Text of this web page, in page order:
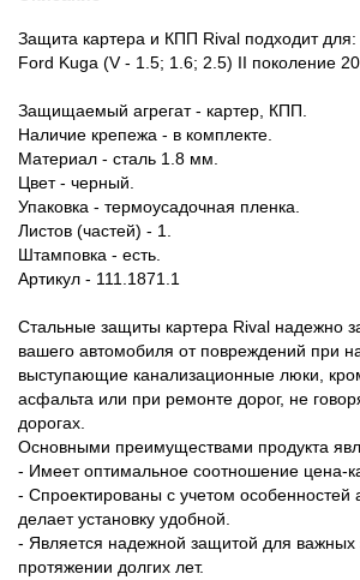
Защита картера и КПП Rival подходит для:
Ford Kuga (V - 1.5; 1.6; 2.5) II поколение
Защищаемый агрегат - картер, КПП.
Наличие крепежа - в комплекте.
Материал - сталь 1.8 мм.
Цвет - черный.
Упаковка - термоусадочная пленка.
Листов (частей) - 1.
Штамповка - есть.
Артикул - 111.1871.1
Стальные защиты картера Rival надежно
вашего автомобиля от повреждений при
выступающие канализационные люки,
асфальта или при ремонте дорог, не
дорогах.
Основными преимуществами продукта
- Имеет оптимальное соотношение цена-
- Спроектированы с учетом особенностей
делает установку удобной.
- Является надежной защитой для важных
протяжении долгих лет.